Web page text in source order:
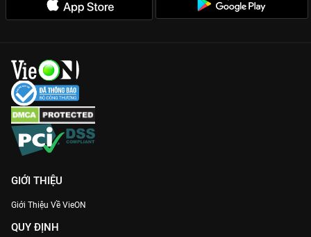
GIỚI THIỆU
Giới Thiệu Về VieON
QUY ĐỊNH